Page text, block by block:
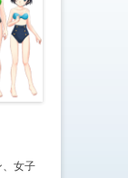
女子